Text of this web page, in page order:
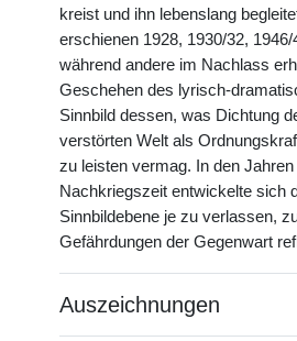
kreist und ihn lebenslang
erschienen 1928, 1930/32, 1946/
während andere im Nachlass
Geschehen des lyrisch-
Sinnbild dessen, was Dichtung
verstörten Welt als
zu leisten vermag. In den
Nachkriegszeit entwickelte sich
Sinnbildebene je zu verlassen,
Gefährdungen der Gegenwart
Auszeichnungen